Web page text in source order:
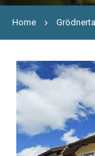
Home Grödnertal